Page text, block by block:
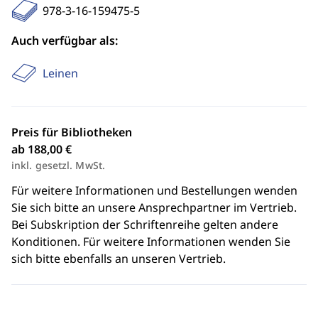
978-3-16-159475-5
Auch verfügbar als:
Leinen
Preis für Bibliotheken
ab 188,00 €
inkl. gesetzl. MwSt.
Für weitere Informationen und Bestellungen wenden
Sie sich bitte an unsere Ansprechpartner im Vertrieb.
Bei Subskription der Schriftenreihe gelten andere
Konditionen. Für weitere Informationen wenden Sie
sich bitte ebenfalls an unseren Vertrieb.